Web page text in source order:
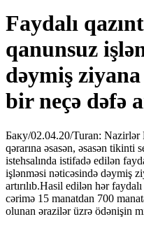
Faydalı
qanunsuz
dəymiş
bir neçə dəfə
Баку/02.04.20/Turan:
qərarına əsasən, əsasən tikinti
istehsalında istifadə edilən
işlənməsi nəticəsində dəymiş
artırılıb.Hasil edilən hər
cərimə 15 manatdan 700
olunan ərazilər üzrə ödənişin